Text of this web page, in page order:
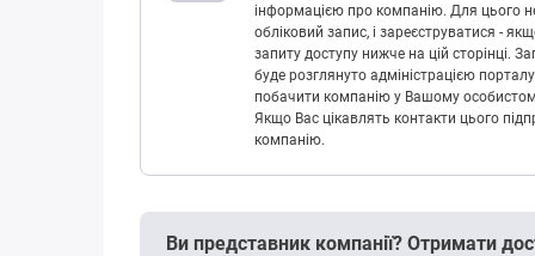
інформацією про компанію. Для цього
обліковий запис, і зареєструватися -
запиту доступу нижче на цій сторінці.
буде розглянуто адміністрацією
побачити компанію у Вашому
Якщо Вас цікавлять контакти цього
компанію.
Ви представник компанії? Отримати